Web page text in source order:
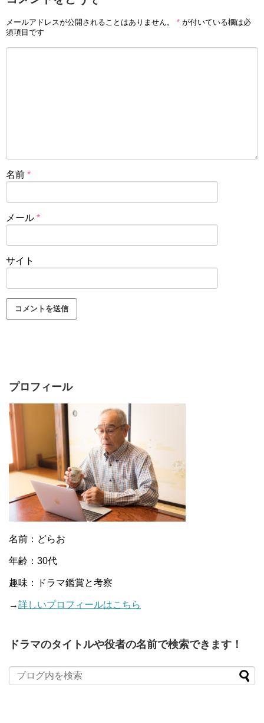
メールアドレスが公開されることはありません。 * が付いている欄は必
須項目です
名前 *
メール *
サイト
プロフィール
名前：どらお
年齢：30代
趣味：ドラマ鑑賞と考察
→詳しいプロフィールはこちら
ドラマのタイトルや役者の名前で検索できます！